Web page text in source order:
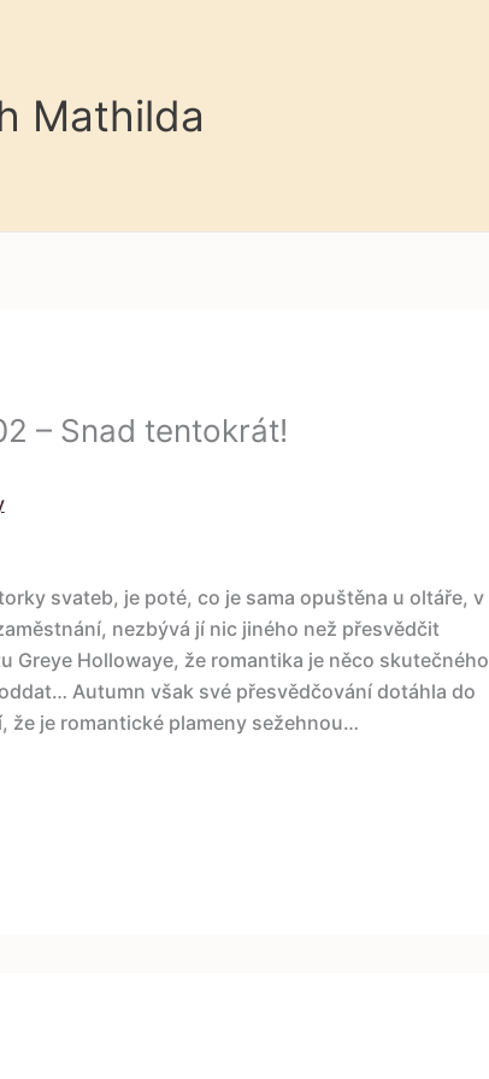
Mathilda
– Snad tentokrát!
svateb, je poté, co je sama opuštěna u oltáře, v
nezbývá jí nic jiného než přesvědčit
Greye Hollowaye, že romantika je něco skutečného
Autumn však své přesvědčování dotáhla do
že je romantické plameny sežehnou…